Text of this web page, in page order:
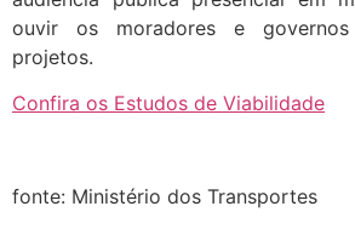
ouvir os moradores e
projetos.
Confira os Estudos de Viabilidade
fonte: Ministério dos Transportes